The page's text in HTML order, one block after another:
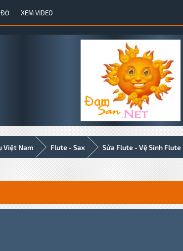
ĐỠ XEM VIDEO
Việt Nam Flute - Sax Sửa Flute - Vệ Sinh Flute